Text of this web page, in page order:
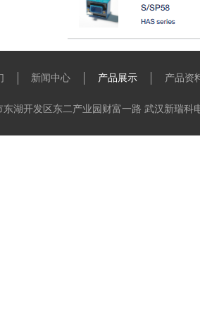
新闻中心 产品展示 产品资
东湖开发区东二产业园财富一路 武汉新瑞